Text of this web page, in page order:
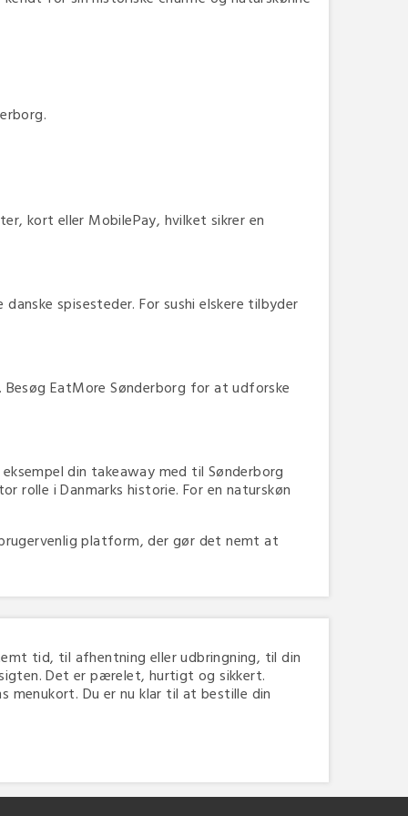
kort eller MobilePay, hvilket sikrer en
spisesteder. For sushi elskere tilbyder
EatMore Sønderborg for at udforske
din takeaway med til Sønderborg
rolle i Danmarks historie. For en naturskøn
platform, der gør det nemt at
tid, til afhentning eller udbringning, til din
Det er pærelet, hurtigt og sikkert.
Du er nu klar til at bestille din